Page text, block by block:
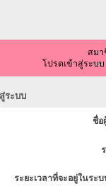
สม
โปรดเข้าสู่ระบ
ระบบ
ชื่อ
ระยะเวลาที่จะอยู่ในระ